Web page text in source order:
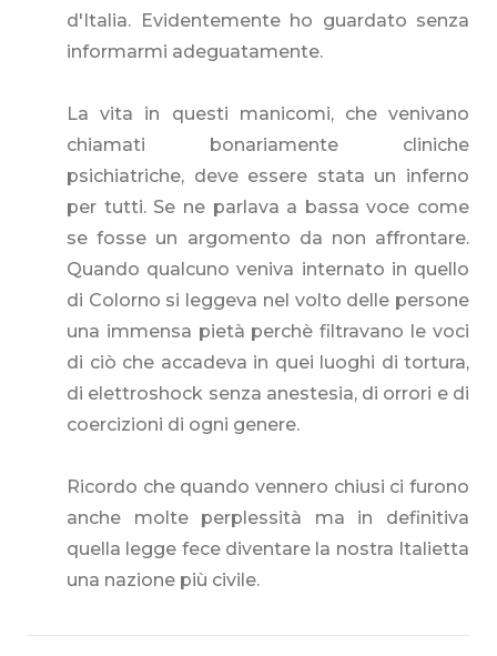
d'Italia. Evidentemente ho guardato senza
informarmi adeguatamente.
La vita in questi manicomi, che venivano
chiamati bonariamente cliniche
psichiatriche, deve essere stata un inferno
per tutti. Se ne parlava a bassa voce come
se fosse un argomento da non affrontare.
Quando qualcuno veniva internato in quello
di Colorno si leggeva nel volto delle persone
una immensa pietà perchè filtravano le voci
di ciò che accadeva in quei luoghi di tortura,
di elettroshock senza anestesia, di orrori e di
coercizioni di ogni genere.
Ricordo che quando vennero chiusi ci furono
anche molte perplessità ma in definitiva
quella legge fece diventare la nostra Italietta
una nazione più civile.